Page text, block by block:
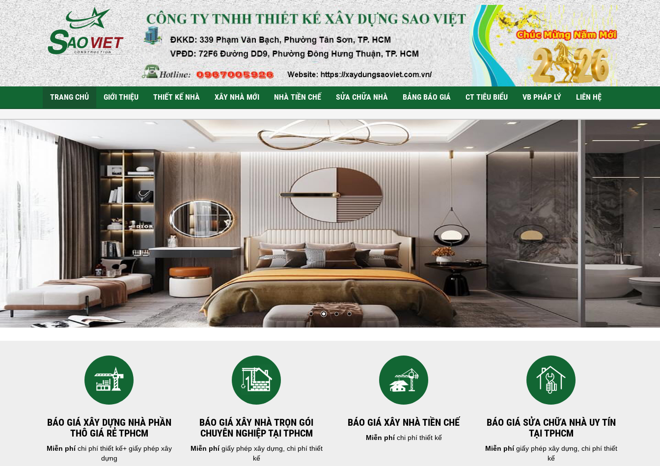
TRANG CHỦ GIỚI THIỆU THIẾT KẾ NHÀ XÂY NHÀ MỚI NHÀ TIỀN CHẾ SỬA CHỮA NHÀ BẢNG BÁO GIÁ CT TIÊU BIỂU VB PHÁP LÝ LIÊN HỆ
BÁO GIÁ XÂY DỰNG NHÀ PHẦN
THÔ GIÁ RẺ TPHCM
Miễn phíchi phí thiết kế+ giấy phép xây
dựng
BÁO GIÁ XÂY NHÀ TRỌN GÓI
CHUYÊN NGHIỆP TẠI TPHCM
Miễn phígiấy phép xây dựng, chi phí thiết
kế
BÁO GIÁ XÂY NHÀ TIỀN CHẾ
Miễn phíchi phí thiết kế
BÁO GIÁ SỬA CHỮA NHÀ UY TÍN
TẠI TPHCM
Miễn phígiấy phép xây dựng, chi phí thiết
kế